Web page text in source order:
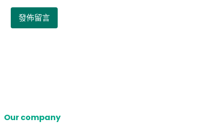
Our company